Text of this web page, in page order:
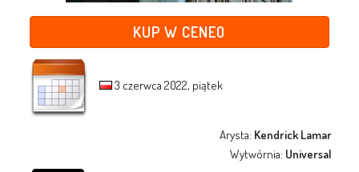
KUP W CENEO
3 czerwca 2022, piątek
Arysta: Kendrick Lamar
Wytwórnia: Universal